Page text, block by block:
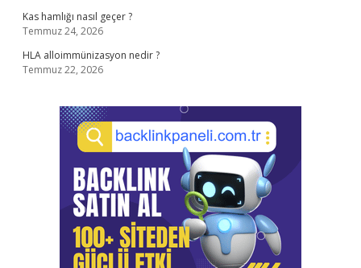
Kas hamlığı nasıl geçer ?
Temmuz 24, 2026
HLA alloimmünizasyon nedir ?
Temmuz 22, 2026